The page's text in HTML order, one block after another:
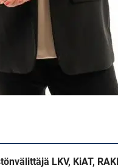
LKV, KiAT,